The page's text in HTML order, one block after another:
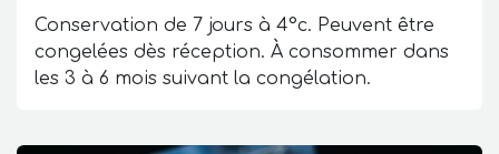
Conservation de 7 jours à 4°c. Peuvent être
congelées dès réception. À consommer dans
les 3 à 6 mois suivant la congélation.